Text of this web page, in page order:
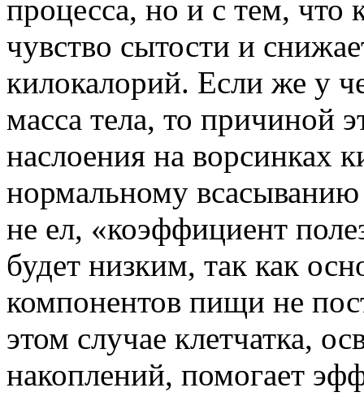
процесса, но и с тем, что
чувство сытости и
килокалорий. Если же у
масса тела, то причиной
наслоения на ворсинках
нормальному
не ел, «коэффициент
будет низким, так как
компонентов пищи не
этом случае клетчатка,
накоплений, помогает